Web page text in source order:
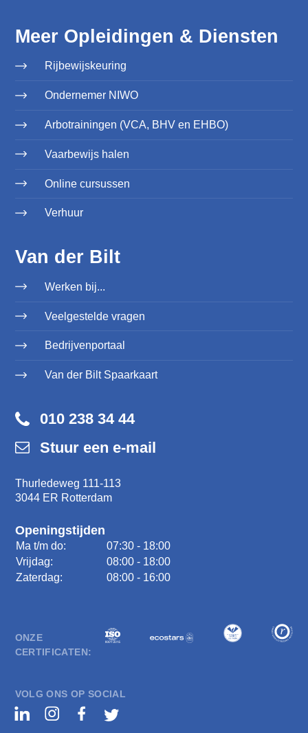
Meer Opleidingen & Diensten
Rijbewijskeuring
Ondernemer NIWO
Arbotrainingen (VCA, BHV en EHBO)
Vaarbewijs halen
Online cursussen
Verhuur
Van der Bilt
Werken bij...
Veelgestelde vragen
Bedrijvenportaal
Van der Bilt Spaarkaart
010 238 34 44
Stuur een e-mail
Thurledeweg 111-113
3044 ER Rotterdam
Openingstijden
Ma t/m do:
07:30 - 18:00
Vrijdag:
08:00 - 18:00
Zaterdag:
08:00 - 16:00
ONZE
CERTIFICATEN:
VOLG ONS OP SOCIAL